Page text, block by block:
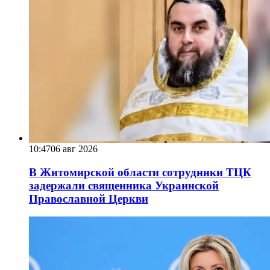
10:4706 авг 2026
В Житомирской области сотрудники ТЦК
задержали священника Украинской
Православной Церкви